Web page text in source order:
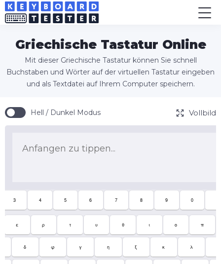
Griechische Tastatur Online
Mit dieser Griechische Tastatur können Sie schnell
Buchstaben und Wörter auf der virtuellen Tastatur eingeben
und als Textdatei auf Ihrem Computer speichern.
Hell / Dunkel Modus Vollbild
3 4 5 6 7 8 9 0
ε ρ τ υ θ ι ο π
δ φ γ η ξ κ λ